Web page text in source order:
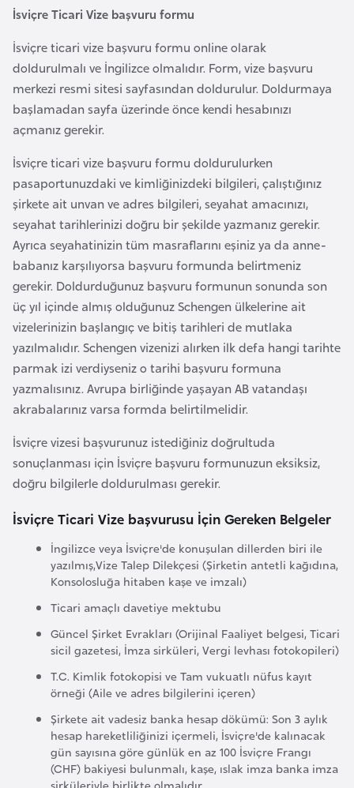
İsviçre Ticari Vize başvuru formu
İsviçre ticari vize başvuru formu online olarak
doldurulmalı ve İngilizce olmalıdır. Form, vize başvuru
merkezi resmi sitesi sayfasından doldurulur. Doldurmaya
başlamadan sayfa üzerinde önce kendi hesabınızı
açmanız gerekir.
İsviçre ticari vize başvuru formu doldurulurken
pasaportunuzdaki ve kimliğinizdeki bilgileri, çalıştığınız
şirkete ait unvan ve adres bilgileri, seyahat amacınızı,
seyahat tarihlerinizi doğru bir şekilde yazmanız gerekir.
Ayrıca seyahatinizin tüm masraflarını eşiniz ya da anne-
babanız karşılıyorsa başvuru formunda belirtmeniz
gerekir. Doldurduğunuz başvuru formunun sonunda son
üç yıl içinde almış olduğunuz Schengen ülkelerine ait
vizelerinizin başlangıç ve bitiş tarihleri de mutlaka
yazılmalıdır. Schengen vizenizi alırken ilk defa hangi tarihte
parmak izi verdiyseniz o tarihi başvuru formuna
yazmalısınız. Avrupa birliğinde yaşayan AB vatandaşı
akrabalarınız varsa formda belirtilmelidir.
İsviçre vizesi başvurunuz istediğiniz doğrultuda
sonuçlanması için İsviçre başvuru formunuzun eksiksiz,
doğru bilgilerle doldurulması gerekir.
İsviçre Ticari Vize başvurusu İçin Gereken Belgeler
İngilizce veya İsviçre'de konuşulan dillerden biri ile
yazılmış,Vize Talep Dilekçesi (Şirketin antetli kağıdına,
Konsolosluğa hitaben kaşe ve imzalı)
Ticari amaçlı davetiye mektubu
Güncel Şirket Evrakları (Orijinal Faaliyet belgesi, Ticari
sicil gazetesi, İmza sirküleri, Vergi levhası fotokopileri)
T.C. Kimlik fotokopisi ve Tam vukuatlı nüfus kayıt
örneği (Aile ve adres bilgilerini içeren)
Şirkete ait vadesiz banka hesap dökümü: Son 3 aylık
hesap hareketliliğinizi içermeli, İsviçre'de kalınacak
gün sayısına göre günlük en az 100 İsviçre Frangı
(CHF) bakiyesi bulunmalı, kaşe, ıslak imza banka imza
k
n
a
F
a
s
o
Ç
a
d
Ç
e
k
C
u
m
h
r
i
y
e